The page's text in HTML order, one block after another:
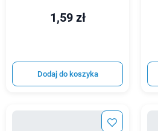
1,59 zł
Dodaj do koszyka